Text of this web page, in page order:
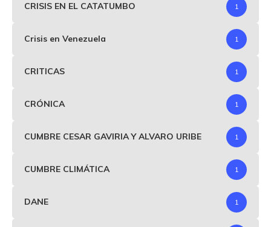
CRISIS EN EL CATATUMBO 1
Crisis en Venezuela 1
CRITICAS 1
CRÓNICA 1
CUMBRE CESAR GAVIRIA Y ALVARO URIBE 1
CUMBRE CLIMÁTICA 1
DANE 1